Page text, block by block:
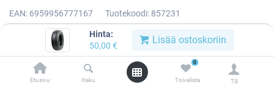
Hinta:
50,00 € Lisää ostoskoriin
Etusivu Haku
0
Toivelista Tili
EAN: 6959956777167 Tuotekoodi: 857231
€ / kpl
Toimittajilla (kotimaa):
Saatavilla
Toimitusaika:3 arkipäivää